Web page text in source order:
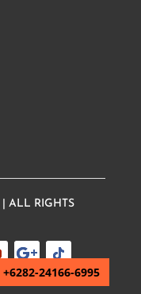
| ALL RIGHTS
+6282-24166-6995